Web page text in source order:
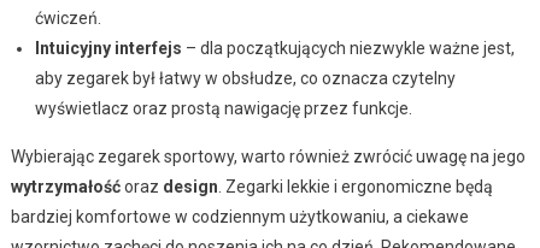
ćwiczeń.
Intuicyjny interfejs – dla początkujących niezwykle ważne jest,
aby zegarek był łatwy w obsłudze, co oznacza czytelny
wyświetlacz oraz prostą nawigację przez funkcje.
Wybierając zegarek sportowy, warto również zwrócić uwagę na jego
wytrzymałośćoraz design . Zegarki lekkie i ergonomiczne będą
bardziej komfortowe w codziennym użytkowaniu, a ciekawe